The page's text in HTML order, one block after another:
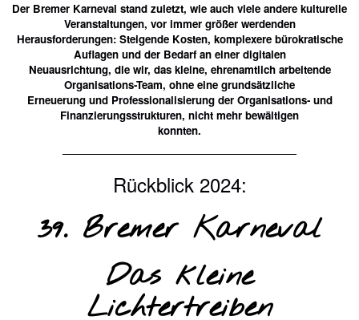
Der Bremer Karneval stand zuletzt, wie auch viele andere kulturelle
Veranstaltungen, vor immer größer werdenden
Herausforderungen: Steigende Kosten, komplexere bürokratische
Auflagen und der Bedarf an einer digitalen
Neuausrichtung, die wir, das kleine, ehrenamtlich arbeitende
Organisations-Team, ohne eine grundsätzliche
Erneuerung und Professionalisierung der Organisations- und
Finanzierungsstrukturen, nicht mehr bewältigen
konnten.
Rückblick 2024:
39. Bremer Karneval
Das kleine
Lichtertreiben